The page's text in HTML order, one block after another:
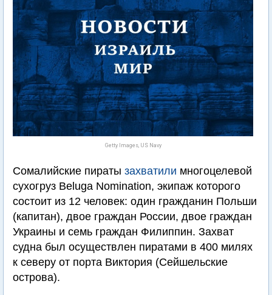
Getty Images, US Navy
Сомалийские пираты захватили многоцелевой
сухогруз Beluga Nomination, экипаж которого
состоит из 12 человек: один гражданин Польши
(капитан), двое граждан России, двое граждан
Украины и семь граждан Филиппин. Захват
судна был осуществлен пиратами в 400 милях
к северу от порта Виктория (Сейшельские
острова).